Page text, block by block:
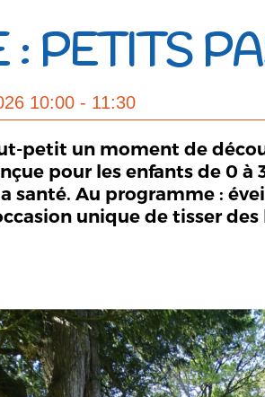
: PETITS
10:00 - 11:30
petit un moment de
pour les enfants de 0
santé. Au programme :
unique de tisser